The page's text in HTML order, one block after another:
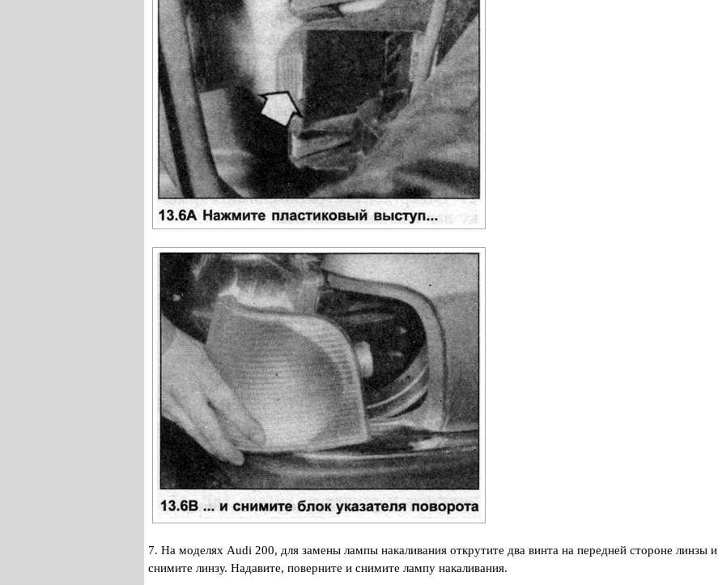
7. На моделях Audi 200, для замены лампы накаливания открутите два винта на передней стороне линзы и
снимите линзу. Надавите, поверните и снимите лампу накаливания.